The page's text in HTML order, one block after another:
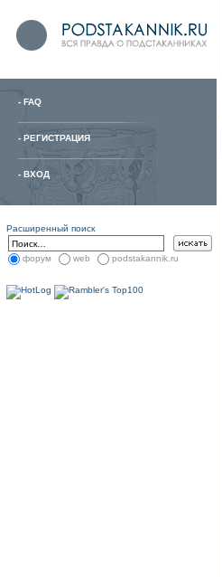
- FAQ
- РЕГИСТРАЦИЯ
- ВХОД
Расширенный поиск
форум web podstakannik.ru